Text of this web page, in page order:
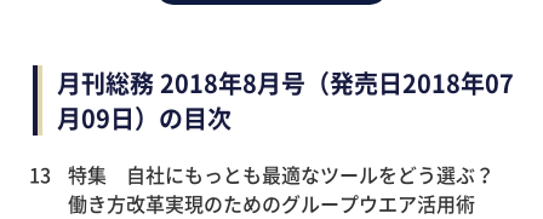
月刊総務 2018年8月号（発売日2018年07
月09日）の目次
13 特集 自社にもっとも最適なツールをどう選ぶ？
働き方改革実現のためのグループウエア活用術